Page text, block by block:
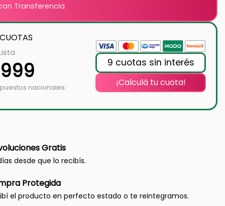
Transferencia
nacionales:
9 cuotas sin interés
¡Calculá tu cuota!
Gratis
desde que lo recibís.
Protegida
el producto en perfecto estado o te reintegramos.